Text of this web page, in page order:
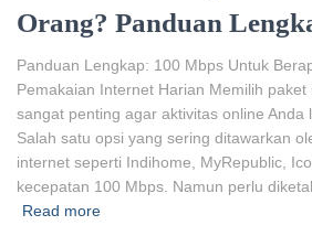
Orang? Panduan
Panduan Lengkap: 100 Mbps Untuk
Pemakaian Internet Harian Memilih
sangat penting agar aktivitas online Anda
Salah satu opsi yang sering ditawarkan
internet seperti Indihome, MyRepublic,
kecepatan 100 Mbps. Namun perlu
Read more